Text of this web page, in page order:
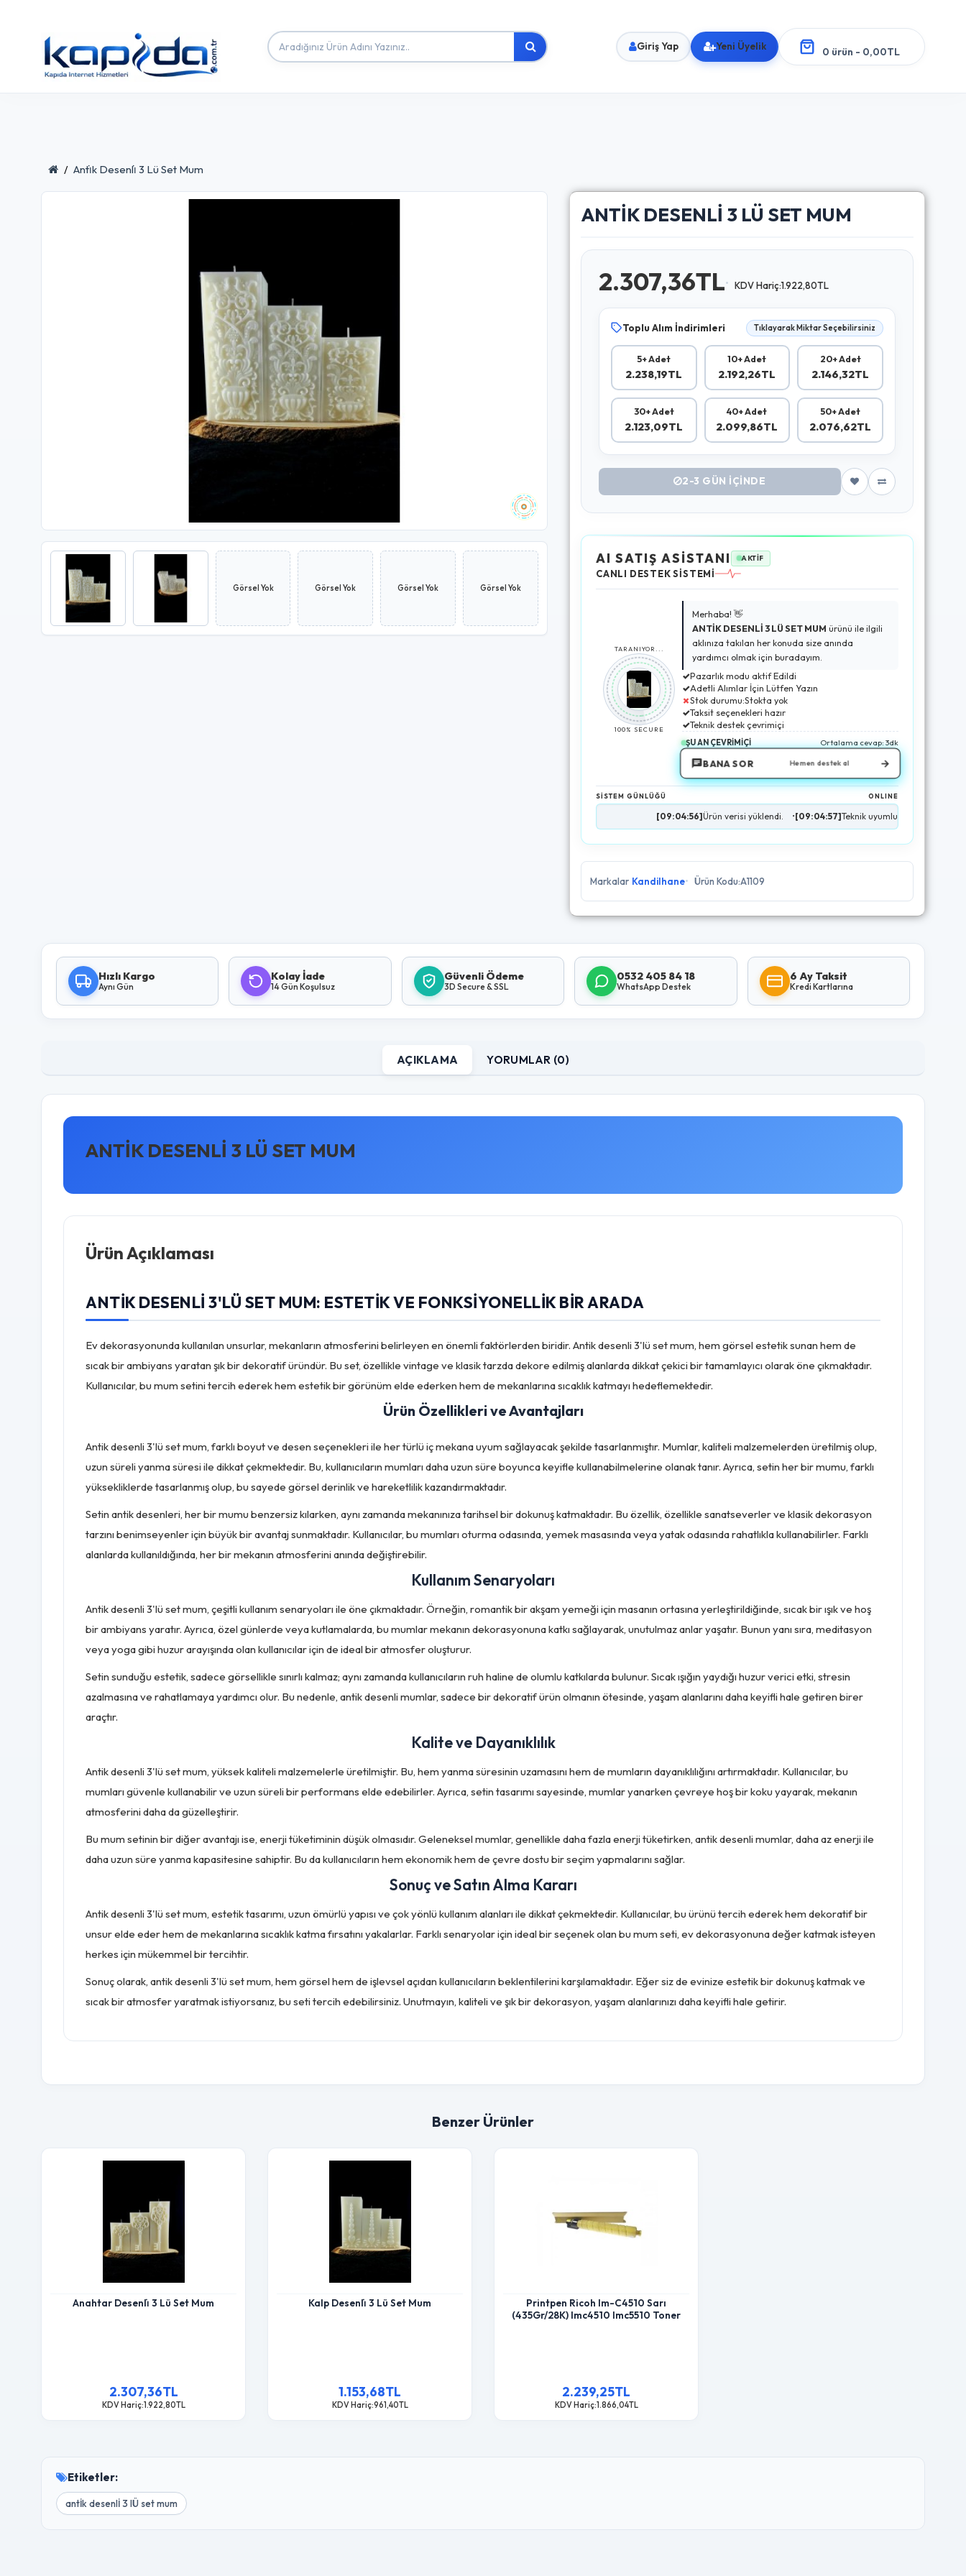
Giriş Yap Yeni Üyelik 0 ürün - 0,00TL
Anti̇k Desenli̇ 3 Lü Set Mum
Görsel Yok Görsel Yok Görsel Yok Görsel Yok
ANTİK DESENLİ 3 LÜ SET MUM
2.307,36TL KDV Hariç:1.922,80TL
Toplu Alım İndirimleri Tıklayarak Miktar Seçebilirsiniz
5+ Adet
2.238,19TL
10+ Adet
2.192,26TL
20+ Adet
2.146,32TL
30+ Adet
2.123,09TL
40+ Adet
2.099,86TL
50+ Adet
2.076,62TL
2-3 GÜN IÇINDE
AI SATIŞ ASİSTANI AKTİF
CANLI DESTEK SİSTEMİ
TARANIYOR...
100% SECURE
Merhaba! 👋
ANTİK DESENLİ 3 LÜ SET MUM ürünü ile ilgili
aklınıza takılan her konuda size anında
yardımcı olmak için buradayım.
✓Pazarlık modu aktif Edildi
✓Adetli Alımlar İçin Lütfen Yazın
✗Stok durumu:Stokta yok
✓Taksit seçenekleri hazır
✓Teknik destek çevrimiçi
ŞU AN ÇEVRİMİÇİ Ortalama cevap: 3dk
BANA SOR Hemen destek al →
SİSTEM GÜNLÜĞÜ ONLINE
[09:04:56]Ürün verisi yüklendi. •[09:04:57]Teknik uyumluluk analizi tamamlandı.
Markalar Kandilhane Ürün Kodu:A1109
Hızlı Kargo
Aynı Gün
Kolay İade
14 Gün Koşulsuz
Güvenli Ödeme
3D Secure & SSL
0532 405 84 18
WhatsApp Destek
6 Ay Taksit
Kredi Kartlarına
AÇIKLAMA YORUMLAR (0)
ANTİK DESENLİ 3 LÜ SET MUM
Ürün Açıklaması
ANTIK DESENLI 3'LÜ SET MUM: ESTETIK VE FONKSIYONELLIK BIR ARADA
Ev dekorasyonunda kullanılan unsurlar, mekanların atmosferini belirleyen en önemli faktörlerden biridir. Antik desenli 3'lü set mum, hem görsel estetik sunan hem de
sıcak bir ambiyans yaratan şık bir dekoratif üründür. Bu set, özellikle vintage ve klasik tarzda dekore edilmiş alanlarda dikkat çekici bir tamamlayıcı olarak öne çıkmaktadır.
Kullanıcılar, bu mum setini tercih ederek hem estetik bir görünüm elde ederken hem de mekanlarına sıcaklık katmayı hedeflemektedir.
Ürün Özellikleri ve Avantajları
Antik desenli 3'lü set mum, farklı boyut ve desen seçenekleri ile her türlü iç mekana uyum sağlayacak şekilde tasarlanmıştır. Mumlar, kaliteli malzemelerden üretilmiş olup,
uzun süreli yanma süresi ile dikkat çekmektedir. Bu, kullanıcıların mumları daha uzun süre boyunca keyifle kullanabilmelerine olanak tanır. Ayrıca, setin her bir mumu, farklı
yüksekliklerde tasarlanmış olup, bu sayede görsel derinlik ve hareketlilik kazandırmaktadır.
Setin antik desenleri, her bir mumu benzersiz kılarken, aynı zamanda mekanınıza tarihsel bir dokunuş katmaktadır. Bu özellik, özellikle sanatseverler ve klasik dekorasyon
tarzını benimseyenler için büyük bir avantaj sunmaktadır. Kullanıcılar, bu mumları oturma odasında, yemek masasında veya yatak odasında rahatlıkla kullanabilirler. Farklı
alanlarda kullanıldığında, her bir mekanın atmosferini anında değiştirebilir.
Kullanım Senaryoları
Antik desenli 3'lü set mum, çeşitli kullanım senaryoları ile öne çıkmaktadır. Örneğin, romantik bir akşam yemeği için masanın ortasına yerleştirildiğinde, sıcak bir ışık ve hoş
bir ambiyans yaratır. Ayrıca, özel günlerde veya kutlamalarda, bu mumlar mekanın dekorasyonuna katkı sağlayarak, unutulmaz anlar yaşatır. Bunun yanı sıra, meditasyon
veya yoga gibi huzur arayışında olan kullanıcılar için de ideal bir atmosfer oluşturur.
Setin sunduğu estetik, sadece görsellikle sınırlı kalmaz; aynı zamanda kullanıcıların ruh haline de olumlu katkılarda bulunur. Sıcak ışığın yaydığı huzur verici etki, stresin
azalmasına ve rahatlamaya yardımcı olur. Bu nedenle, antik desenli mumlar, sadece bir dekoratif ürün olmanın ötesinde, yaşam alanlarını daha keyifli hale getiren birer
araçtır.
Kalite ve Dayanıklılık
Antik desenli 3'lü set mum, yüksek kaliteli malzemelerle üretilmiştir. Bu, hem yanma süresinin uzamasını hem de mumların dayanıklılığını artırmaktadır. Kullanıcılar, bu
mumları güvenle kullanabilir ve uzun süreli bir performans elde edebilirler. Ayrıca, setin tasarımı sayesinde, mumlar yanarken çevreye hoş bir koku yayarak, mekanın
atmosferini daha da güzelleştirir.
Bu mum setinin bir diğer avantajı ise, enerji tüketiminin düşük olmasıdır. Geleneksel mumlar, genellikle daha fazla enerji tüketirken, antik desenli mumlar, daha az enerji ile
daha uzun süre yanma kapasitesine sahiptir. Bu da kullanıcıların hem ekonomik hem de çevre dostu bir seçim yapmalarını sağlar.
Sonuç ve Satın Alma Kararı
Antik desenli 3'lü set mum, estetik tasarımı, uzun ömürlü yapısı ve çok yönlü kullanım alanları ile dikkat çekmektedir. Kullanıcılar, bu ürünü tercih ederek hem dekoratif bir
unsur elde eder hem de mekanlarına sıcaklık katma fırsatını yakalarlar. Farklı senaryolar için ideal bir seçenek olan bu mum seti, ev dekorasyonuna değer katmak isteyen
herkes için mükemmel bir tercihtir.
Sonuç olarak, antik desenli 3'lü set mum, hem görsel hem de işlevsel açıdan kullanıcıların beklentilerini karşılamaktadır. Eğer siz de evinize estetik bir dokunuş katmak ve
sıcak bir atmosfer yaratmak istiyorsanız, bu seti tercih edebilirsiniz. Unutmayın, kaliteli ve şık bir dekorasyon, yaşam alanlarınızı daha keyifli hale getirir.
Benzer Ürünler
Anahtar Desenli̇ 3 Lü Set Mum
2.307,36TL
KDV Hariç:1.922,80TL
Kalp Desenli̇ 3 Lü Set Mum
1.153,68TL
KDV Hariç:961,40TL
Printpen Ricoh Im-C4510 Sarı
(435Gr/28K) Imc4510 Imc5510 Toner
2.239,25TL
KDV Hariç:1.866,04TL
Etiketler:
antİk desenlİ 3 lÜ set mum